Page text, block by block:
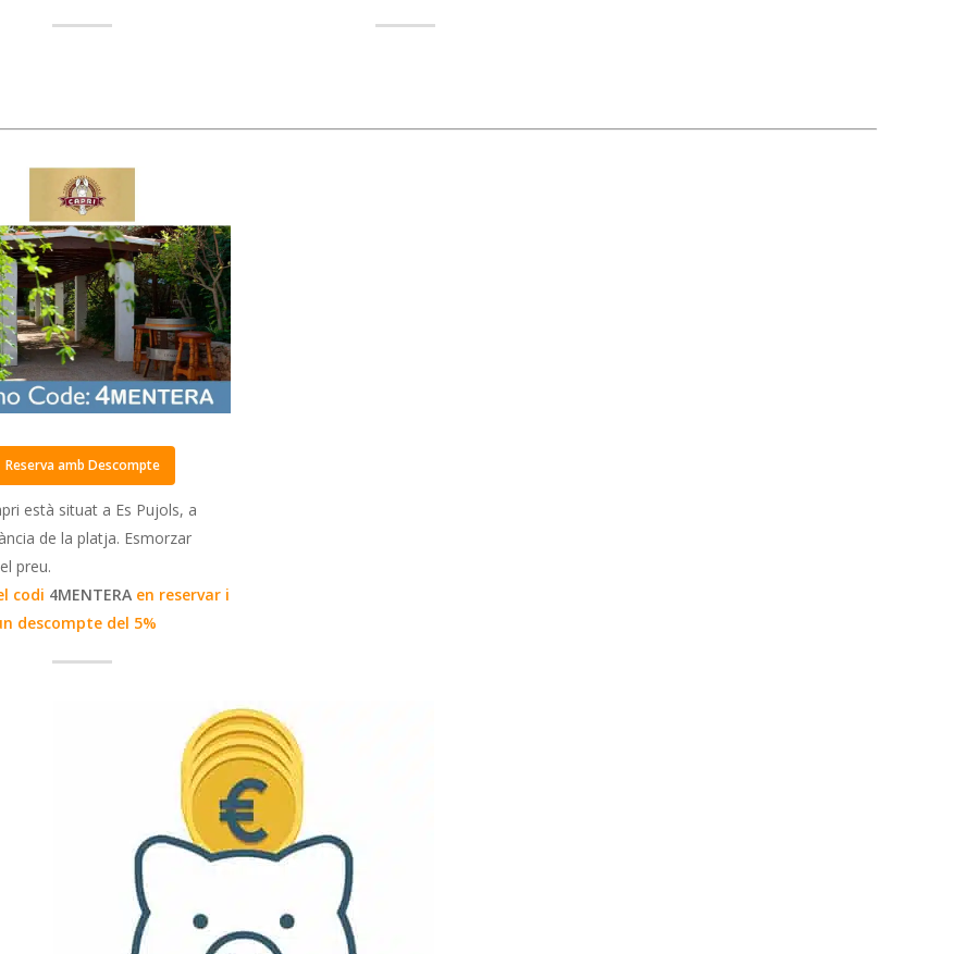
Reserva amb Descompte
està situat a Es Pujols, a
de la platja. Esmorzar
preu.
codi 4MENTERA en reservar i
descompte del 5%